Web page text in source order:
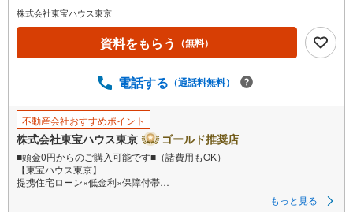
株式会社東宝ハウス東京
資料をもらう （無料）
電話する （通話料無料）
不動産会社おすすめポイント
株式会社東宝ハウス東京 ゴールド推奨店
■頭金0円からのご購入可能です■（諸費用もOK）
【東宝ハウス東京】
提携住宅ローン×低金利×保障付帯
もっと見る